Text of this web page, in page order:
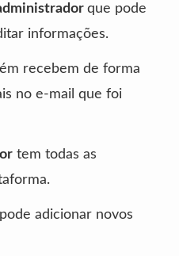
que pode
informações.
recebem de forma
no e-mail que foi
tem todas as
adicionar novos